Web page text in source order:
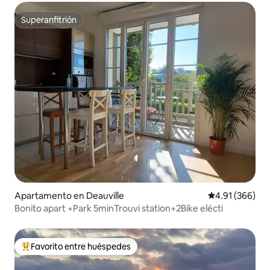
Superanfitrión
Superanfitrión
Apartamento en Deauville Calificación
4.91 (366)
Bonito apart +Park 5minTrouvi station+2Bike elécti
Favorito entre huéspedes preferido
Favorito entre huéspedes